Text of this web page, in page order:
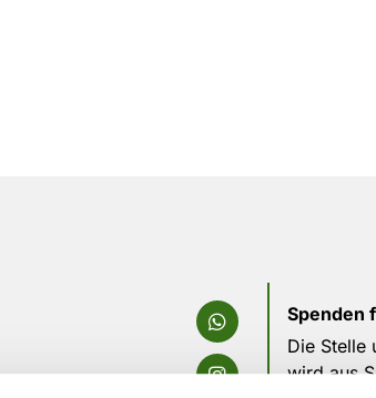
Spenden
Die Stelle
wird aus